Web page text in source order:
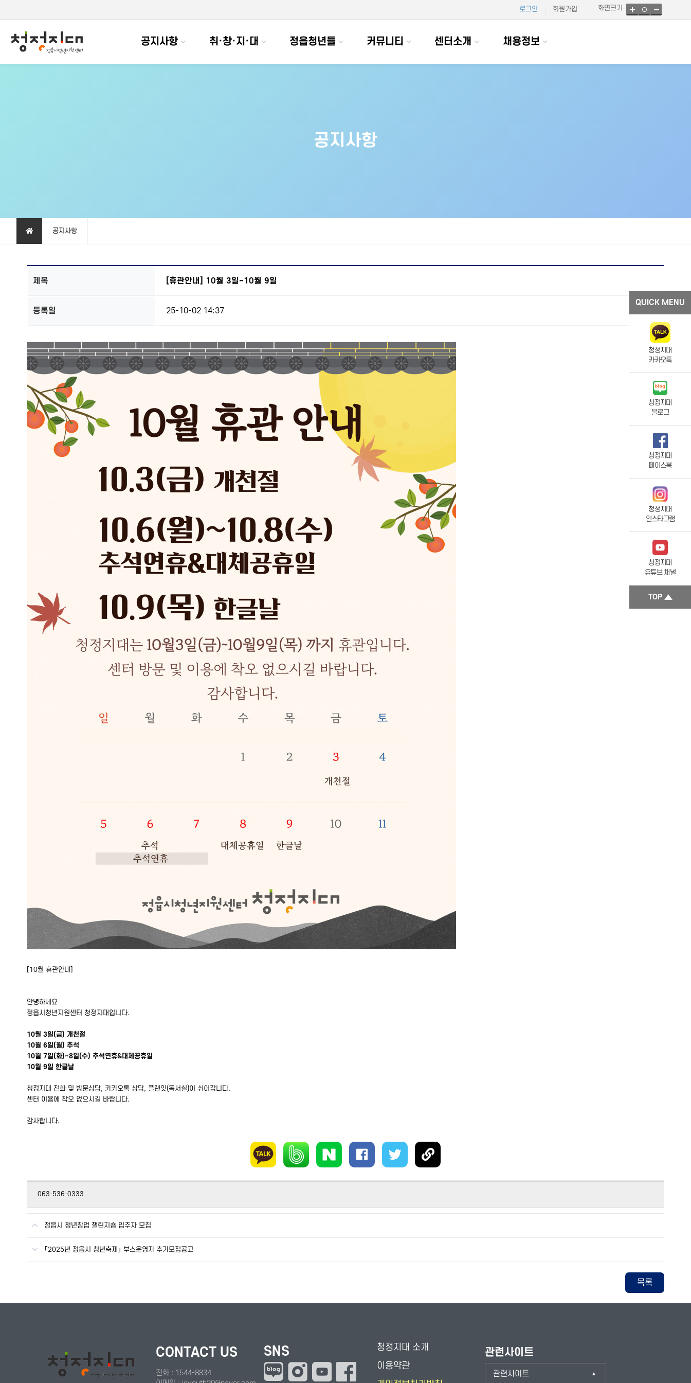
로그인 회원가입 화면크기
공지사항 취·창·지·대 정읍청년들 커뮤니티 센터소개 채용정보
공지사항
공지사항
제목 [휴관안내] 10월 3일~10월 9일
등록일 25-10-02 14:37
[10월 휴관안내]
안녕하세요
정읍시청년지원센터 청정지대입니다.
10월 3일(금) 개천절
10월 6일(월) 추석
10월 7일(화)~8일(수) 추석연휴&대체공휴일
10월 9일 한글날
청정지대 전화 및 방문상담, 카카오톡 상담, 플랜잇(독서실)이 쉬어갑니다.
센터 이용에 착오 없으시길 바랍니다.
감사합니다.
063-536-0333
정읍시 청년창업 챌린지숍 입주자 모집
「2025년 정읍시 청년축제」 부스운영자 추가모집공고
목록
CONTACT US
전화 : 1544-8834
SNS
청정지대 소개
이용약관
관련사이트
관련사이트
QUICK MENU
청정지대
카카오톡
청정지대
블로그
청정지대
페이스북
청정지대
인스타그램
청정지대
유튜브 채널
TOP